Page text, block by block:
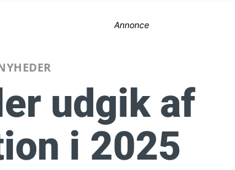
Annonce
udgik af
i 2025